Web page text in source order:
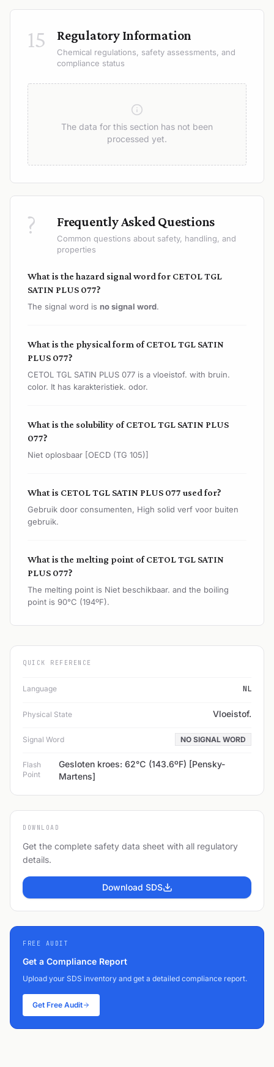
15 Regulatory Information
Chemical regulations, safety assessments, and
compliance status
The data for this section has not been
processed yet.
? Frequently Asked Questions
Common questions about safety, handling, and
properties
What is the hazard signal word for CETOL TGL
SATIN PLUS 077?
The signal word is no signal word.
What is the physical form of CETOL TGL SATIN
PLUS 077?
CETOL TGL SATIN PLUS 077 is a vloeistof. with bruin.
color. It has karakteristiek. odor.
What is the solubility of CETOL TGL SATIN PLUS
077?
Niet oplosbaar [OECD (TG 105)]
What is CETOL TGL SATIN PLUS 077 used for?
Gebruik door consumenten, High solid verf voor buiten
gebruik.
What is the melting point of CETOL TGL SATIN
PLUS 077?
The melting point is Niet beschikbaar. and the boiling
point is 90°C (194ºF).
QUICK REFERENCE
Language NL
Physical State Vloeistof.
Signal Word NO SIGNAL WORD
Flash
Point
Gesloten kroes: 62℃ (143.6ºF) [Pensky-
Martens]
DOWNLOAD
Get the complete safety data sheet with all regulatory
details.
Download SDS
FREE AUDIT
Get a Compliance Report
Upload your SDS inventory and get a detailed compliance report.
Get Free Audit